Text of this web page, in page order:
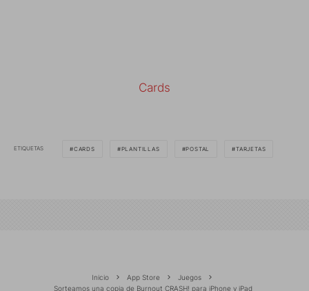
Cards
ETIQUETAS CARDS PLANTILLAS POSTAL TARJETAS
Inicio App Store
Juegos
Sorteamos una copia de Burnout CRASH! para iPhone y iPad